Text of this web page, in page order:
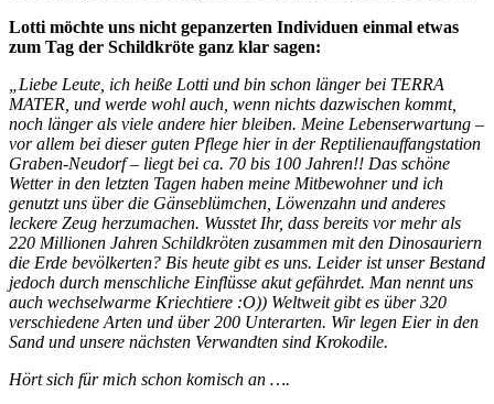
Lotti möchte uns nicht gepanzerten Individuen einmal etwas
zum Tag der Schildkröte ganz klar sagen:
„Liebe Leute, ich heiße Lotti und bin schon länger bei TERRA
MATER, und werde wohl auch, wenn nichts dazwischen kommt,
noch länger als viele andere hier bleiben. Meine Lebenserwartung –
vor allem bei dieser guten Pflege hier in der Reptilienauffangstation
Graben-Neudorf – liegt bei ca. 70 bis 100 Jahren!! Das schöne
Wetter in den letzten Tagen haben meine Mitbewohner und ich
genutzt uns über die Gänseblümchen, Löwenzahn und anderes
leckere Zeug herzumachen. Wusstet Ihr, dass bereits vor mehr als
220 Millionen Jahren Schildkröten zusammen mit den Dinosauriern
die Erde bevölkerten? Bis heute gibt es uns. Leider ist unser Bestand
jedoch durch menschliche Einflüsse akut gefährdet. Man nennt uns
auch wechselwarme Kriechtiere :O)) Weltweit gibt es über 320
verschiedene Arten und über 200 Unterarten. Wir legen Eier in den
Sand und unsere nächsten Verwandten sind Krokodile.
Hört sich für mich schon komisch an ….